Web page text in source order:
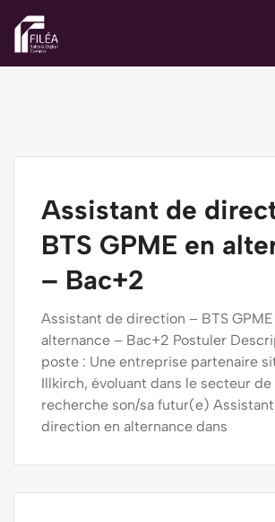
Assistant de
BTS GPME en
– Bac+2
Assistant de direction – BTS GPME
alternance – Bac+2 Postuler
poste : Une entreprise partenaire
Illkirch, évoluant dans le secteur de
recherche son/sa futur(e)
direction en alternance dans